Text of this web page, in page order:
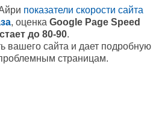
показатели скорости сайта
, оценка Google Page Speed
до 80-90.
вашего сайта и дает подробную
страницам.